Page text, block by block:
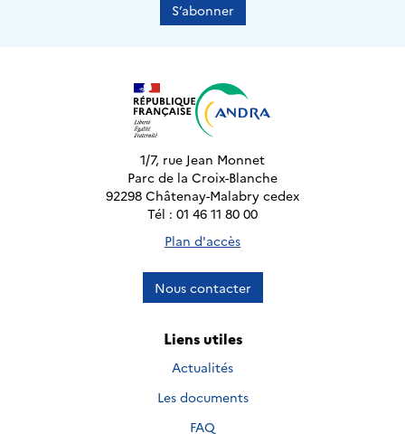
S’abonner
1/7, rue Jean Monnet
Parc de la Croix-Blanche
92298 Châtenay-Malabry cedex
Tél : 01 46 11 80 00
Plan d'accès
Nous contacter
Liens utiles
Actualités
Les documents
FAQ